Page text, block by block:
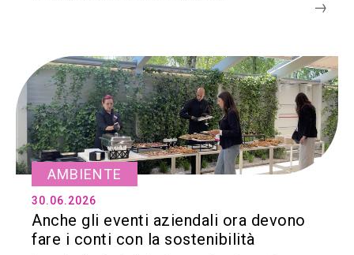
AMBIENTE
30.06.2026
Anche gli eventi aziendali ora devono
fare i conti con la sostenibilità